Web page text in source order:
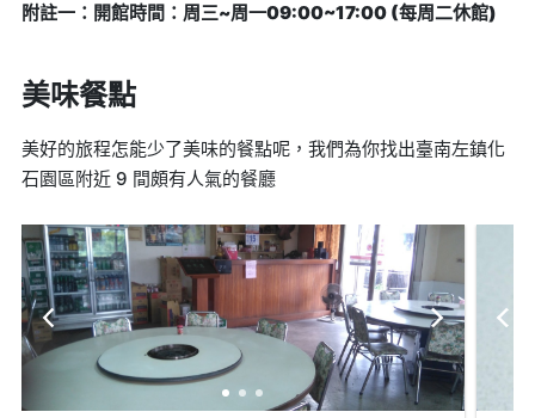
附註一：開館時間：周三~周一09:00~17:00 (每周二休館)
美味餐點
美好的旅程怎能少了美味的餐點呢，我們為你找出臺南左鎮化
石園區附近 9 間頗有人氣的餐廳